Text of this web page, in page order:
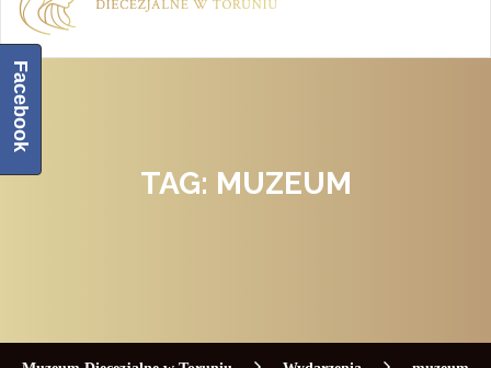
TAG: MUZEUM
Facebook